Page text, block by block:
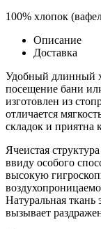
100% хлопок
Описание
Доставка
Удобный длинный
посещение бани
изготовлен из
отличается
складок и приятна
Ячеистая
ввиду особого
высокую
Натуральная ткань
вызывает